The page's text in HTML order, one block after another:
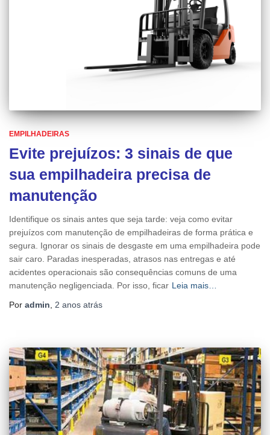
EMPILHADEIRAS
Evite prejuízos: 3 sinais de que
sua empilhadeira precisa de
manutenção
Identifique os sinais antes que seja tarde: veja como evitar
prejuízos com manutenção de empilhadeiras de forma prática e
segura. Ignorar os sinais de desgaste em uma empilhadeira pode
sair caro. Paradas inesperadas, atrasos nas entregas e até
acidentes operacionais são consequências comuns de uma
manutenção negligenciada. Por isso, ficar Leia mais…
Por admin 2 anos atrás